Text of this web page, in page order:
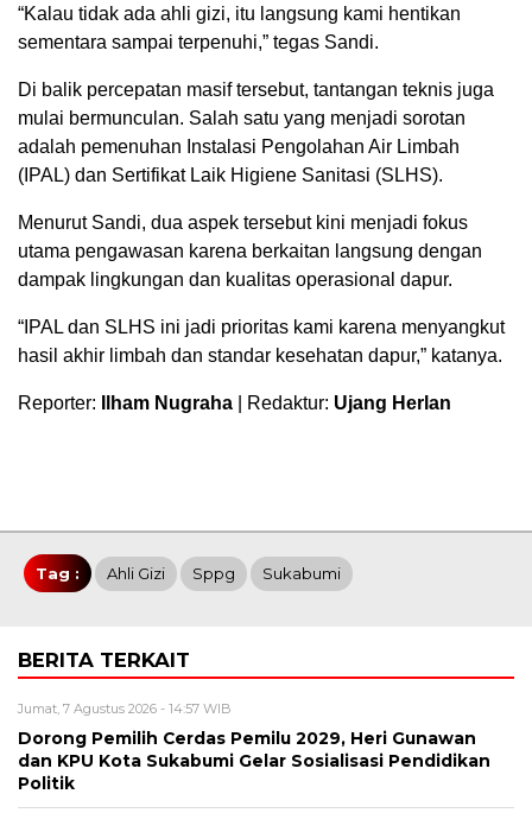
“Kalau tidak ada ahli gizi, itu langsung kami hentikan
sementara sampai terpenuhi,” tegas Sandi.
Di balik percepatan masif tersebut, tantangan teknis juga
mulai bermunculan. Salah satu yang menjadi sorotan
adalah pemenuhan Instalasi Pengolahan Air Limbah
(IPAL) dan Sertifikat Laik Higiene Sanitasi (SLHS).
Menurut Sandi, dua aspek tersebut kini menjadi fokus
utama pengawasan karena berkaitan langsung dengan
dampak lingkungan dan kualitas operasional dapur.
“IPAL dan SLHS ini jadi prioritas kami karena menyangkut
hasil akhir limbah dan standar kesehatan dapur,” katanya.
Reporter: Ilham Nugraha | Redaktur: Ujang Herlan
Tag : Ahli Gizi Sppg Sukabumi
BERITA TERKAIT
Jumat, 7 Agustus 2026 - 14:57 WIB
Dorong Pemilih Cerdas Pemilu 2029, Heri Gunawan
dan KPU Kota Sukabumi Gelar Sosialisasi Pendidikan
Politik